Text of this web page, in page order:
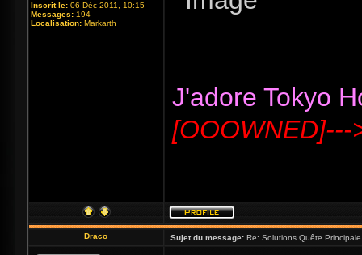
Inscrit le: 06 Déc 2011, 10:15
Messages: 194
Localisation: Markarth
J'adore Tokyo
[OOOWNED]---
Draco Sujet du message: Re: Solutions Quête